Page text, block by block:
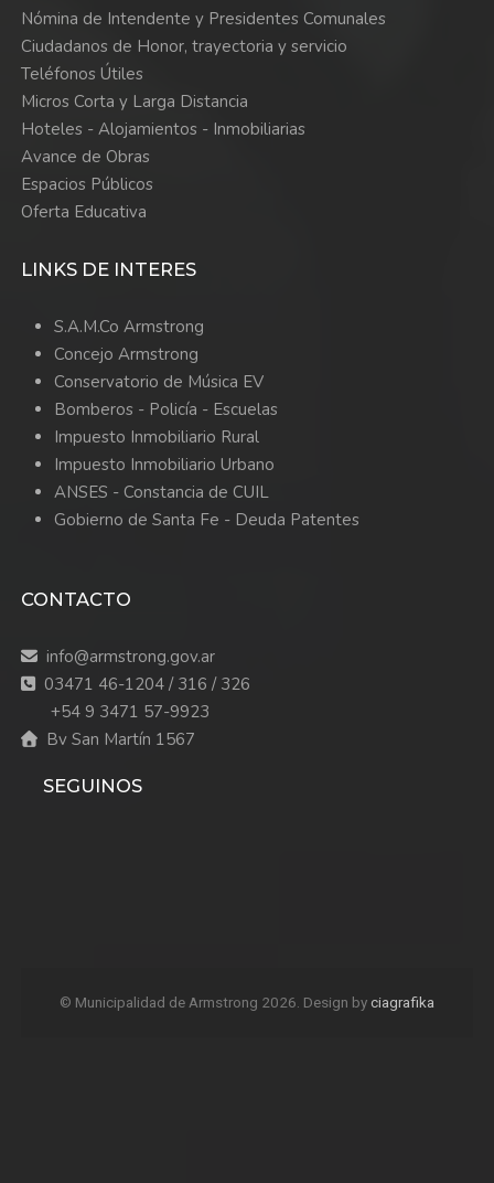
Nómina de Intendente y Presidentes Comunales
Ciudadanos de Honor, trayectoria y servicio
Teléfonos Útiles
Micros Corta y Larga Distancia
Hoteles - Alojamientos - Inmobiliarias
Avance de Obras
Espacios Públicos
Oferta Educativa
LINKS DE INTERES
S.A.M.Co Armstrong
Concejo Armstrong
Conservatorio de Música EV
Bomberos - Policía - Escuelas
Impuesto Inmobiliario Rural
Impuesto Inmobiliario Urbano
ANSES - Constancia de CUIL
Gobierno de Santa Fe - Deuda Patentes
CONTACTO
info@armstrong.gov.ar
03471 46-1204 / 316 / 326
+54 9 3471 57-9923
Bv San Martín 1567
SEGUINOS
© Municipalidad de Armstrong 2026. Design byciagrafika